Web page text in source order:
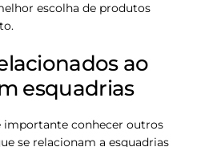
escolha de produtos
ao
esquadrias
importante conhecer outros
se relacionam a esquadrias